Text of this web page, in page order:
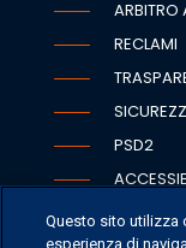
ARBITRO
RECLAMI
PSD2
Questo sito utilizza
esperienza di